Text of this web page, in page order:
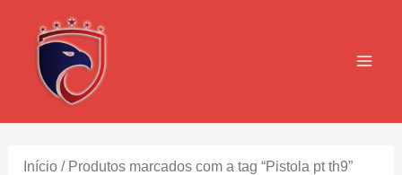
conteúdo
Início / Produtos marcados com a tag “Pistola pt th9”